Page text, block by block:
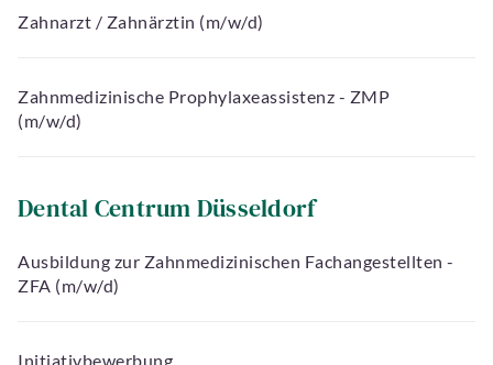
Termin
Zahnarzt / Zahnärztin (m/w/d)
Zahnmedizinische Prophylaxeassistenz - ZMP
(m/w/d)
Dental Centrum Düsseldorf
Ausbildung zur Zahnmedizinischen Fachangestellten -
ZFA (m/w/d)
Initiativbewerbung